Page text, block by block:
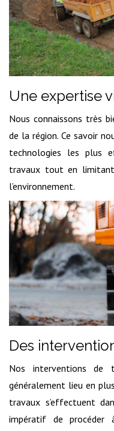
Une expertise
Nous connaissons très
de la région. Ce savoir
technologies les plus
travaux tout en
l’environnement.
Des
Nos interventions de
généralement lieu en
travaux s’effectuent
impératif de